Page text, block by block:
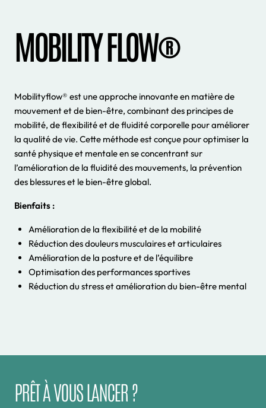
MOBILITY FLOW®
Mobilityflow® est une approche innovante en matière de
mouvement et de bien-être, combinant des principes de
mobilité, de flexibilité et de fluidité corporelle pour améliorer
la qualité de vie. Cette méthode est conçue pour optimiser la
santé physique et mentale en se concentrant sur
l’amélioration de la fluidité des mouvements, la prévention
des blessures et le bien-être global.
Bienfaits :
Amélioration de la flexibilité et de la mobilité
Réduction des douleurs musculaires et articulaires
Amélioration de la posture et de l’équilibre
Optimisation des performances sportives
Réduction du stress et amélioration du bien-être mental
PRÊT À VOUS LANCER ?